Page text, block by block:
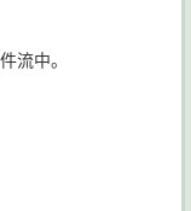
流中。